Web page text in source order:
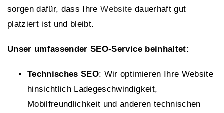
sorgen dafür, dass IhreWebsite dauerhaft gut
platziert ist und bleibt.
Unser umfassender SEO-Service beinhaltet:
Technisches SEO: Wir optimieren Ihre Website
hinsichtlich Ladegeschwindigkeit,
Mobilfreundlichkeit und anderen technischen